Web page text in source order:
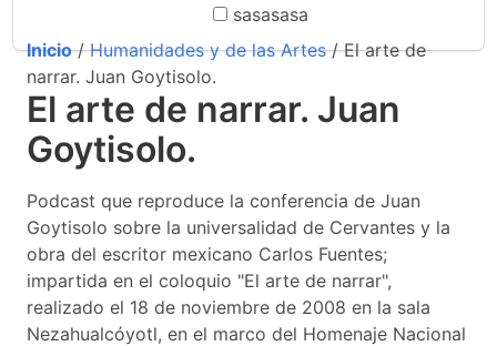
sasasasa
Inicio/Humanidades y de las Artes/ El arte de
narrar. Juan Goytisolo.
El arte de narrar. Juan
Goytisolo.
Podcast que reproduce la conferencia de Juan
Goytisolo sobre la universalidad de Cervantes y la
obra del escritor mexicano Carlos Fuentes;
impartida en el coloquio "El arte de narrar",
realizado el 18 de noviembre de 2008 en la sala
Nezahualcóyotl, en el marco del Homenaje Nacional